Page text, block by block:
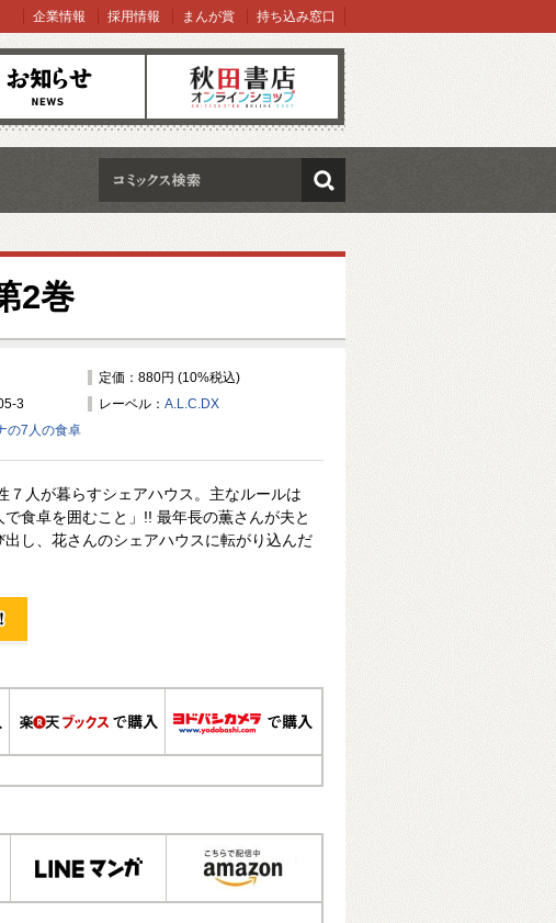
オンラインショップ
企業情報 採用情報 まんが賞 持ち込み窓口
検索
2巻
定価：880円 (10%税込)
3
レーベル： A.L.C.DX
の7人の食卓
７人が暮らすシェアハウス。主なルールは
で食卓を囲むこと」!! 最年長の薫さんが夫と
し、花さんのシェアハウスに転がり込んだ